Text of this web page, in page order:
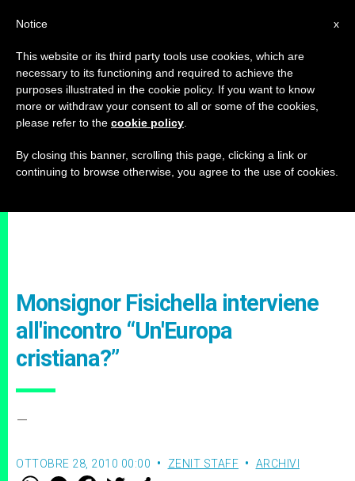
Monsignor Fisichella interviene
all'incontro “Un'Europa
cristiana?”
–
OTTOBRE 28, 2010 00:00 ZENIT STAFF ARCHIVI
x
Notice
This website or its third party tools use cookies, which are
necessary to its functioning and required to achieve the
purposes illustrated in the cookie policy. If you want to know
more or withdraw your consent to all or some of the cookies,
please refer to the cookie policy
By closing this banner, scrolling this page, clicking a link or
continuing to browse otherwise, you agree to the use of cookies.